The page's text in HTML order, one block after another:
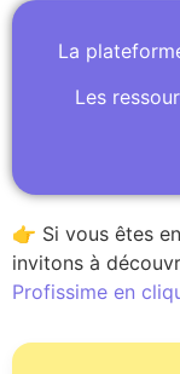
La
Les
👉 Si vous êtes
invitons à
Profissime en